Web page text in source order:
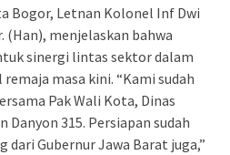
Bogor, Letnan Kolonel Inf Dwi
(Han), menjelaskan bahwa
sinergi lintas sektor dalam
masa kini. “Kami sudah
Pak Wali Kota, Dinas
Danyon 315. Persiapan sudah
Gubernur Jawa Barat juga,”